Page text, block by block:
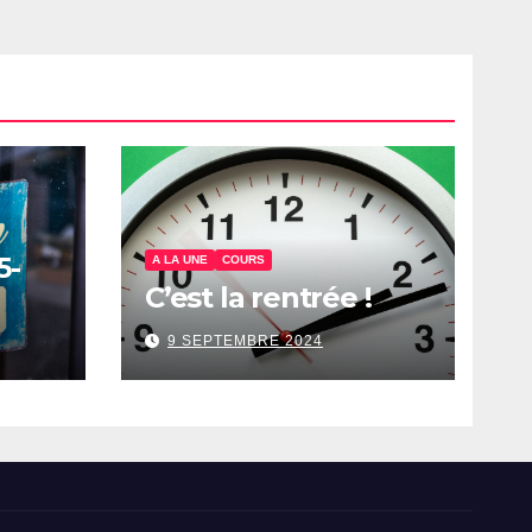
A LA UNE COURS
C’est la rentrée !
9 SEPTEMBRE 2024